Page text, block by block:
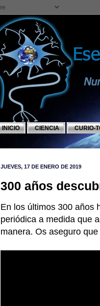
INICIO CIENCIA CURIO-
JUEVES, 17 DE ENERO DE 2019
300 años
En los últimos 300 años
periódica a medida que
manera. Os aseguro